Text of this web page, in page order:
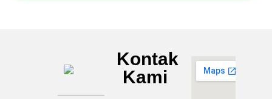
MAN
PACITAN
Kontak
Kami